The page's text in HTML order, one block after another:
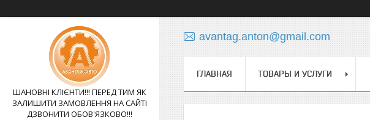
ШАНОВНІ КЛІЄНТИ!!! ПЕРЕД ТИМ ЯК
ЗАЛИШИТИ ЗАМОВЛЕННЯ НА САЙТІ
ДЗВОНИТИ ОБОВ'ЯЗКОВО!!!
avantag.anton@gmail.com
ГЛАВНАЯ ТОВАРЫ И УСЛУГИ